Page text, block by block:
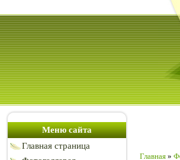
Меню сайта
Главная страница
Главная »